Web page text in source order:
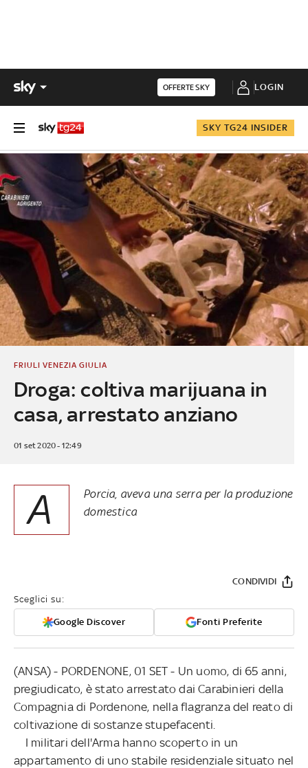
OFFERTE SKY LOGIN
SKY TG24 INSIDER
Droga: coltiva marijuana in
casa, arrestato anziano
FRIULI VENEZIA GIULIA
01 set 2020 - 12:49
A
Porcia, aveva una serra per la produzione
domestica
Sceglici su:
Google Discover Fonti Preferite
CONDIVIDI
(ANSA) - PORDENONE, 01 SET - Un uomo, di 65 anni,
pregiudicato, è stato arrestato dai Carabinieri della
Compagnia di Pordenone, nella flagranza del reato di
coltivazione di sostanze stupefacenti.
I militari dell'Arma hanno scoperto in un
appartamento di uno stabile residenziale situato nel